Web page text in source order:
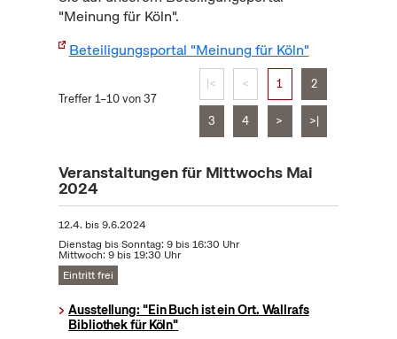
"Meinung für Köln".
Beteiligungsportal "Meinung für Köln"
Treffer 1–10 von 37
|< < 1 2
3 4 > >|
Veranstaltungen für Mittwochs Mai
2024
12.4. bis9.6.2024
Dienstag bis Sonntag: 9 bis 16:30 Uhr
Mittwoch: 9 bis 19:30 Uhr
Eintritt frei
Ausstellung: "Ein Buch ist ein Ort. Wallrafs
Bibliothek für Köln"